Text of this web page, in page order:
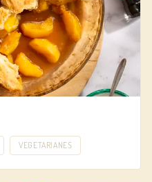
VEGETARIANES